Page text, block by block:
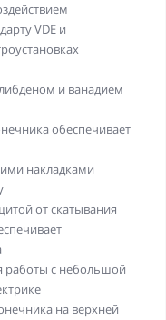
VDE и
и ванадием
обеспечивает
накладками
от скатывания
работы с небольшой
на верхней